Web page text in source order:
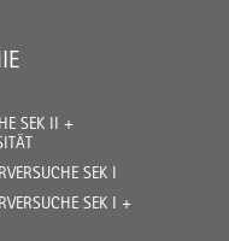
SEK II +
SEK I
SEK I +